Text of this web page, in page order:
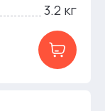
3.2 кг